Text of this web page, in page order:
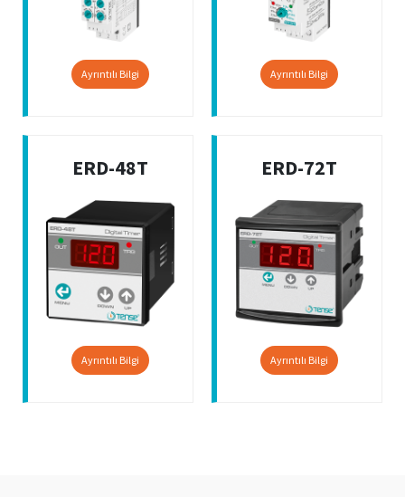
Ayrıntılı Bilgi Ayrıntılı Bilgi
ERD-48T
Ayrıntılı Bilgi
ERD-72T
Ayrıntılı Bilgi